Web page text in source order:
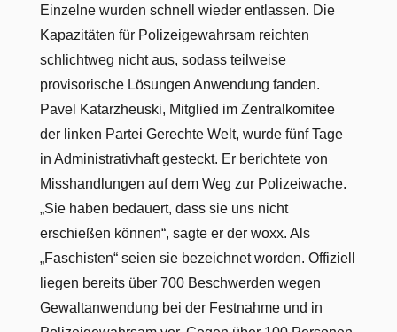
Einzelne wurden schnell wieder entlassen. Die
Kapazitäten für Polizeigewahrsam reichten
schlichtweg nicht aus, sodass teilweise
provisorische Lösungen Anwendung fanden.
Pavel Katarzheuski, Mitglied im Zentralkomitee
der linken Partei Gerechte Welt, wurde fünf Tage
in Administrativhaft gesteckt. Er berichtete von
Misshandlungen auf dem Weg zur Polizeiwache.
„Sie haben bedauert, dass sie uns nicht
erschießen können“, sagte er der woxx. Als
„Faschisten“ seien sie bezeichnet worden. Offiziell
liegen bereits über 700 Beschwerden wegen
Gewaltanwendung bei der Festnahme und in